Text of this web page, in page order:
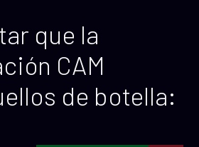
que la
CAM
de botella: